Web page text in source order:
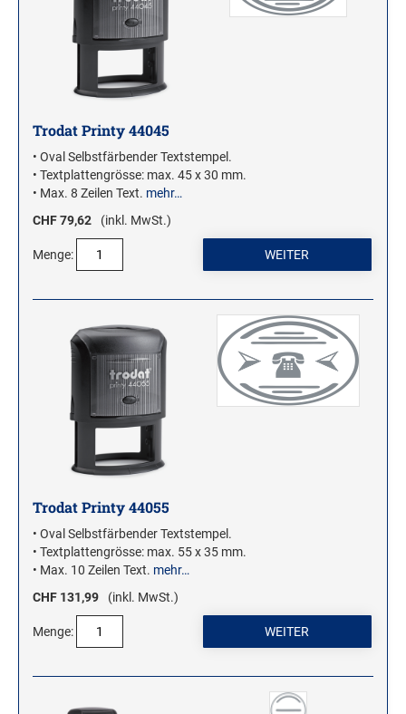
Trodat Printy 44045
• Oval Selbstfärbender Textstempel.
• Textplattengrösse: max. 45 x 30 mm.
• Max. 8 Zeilen Text. mehr…
CHF 79,62
(inkl. MwSt.)
Menge:
Trodat Printy 44055
• Oval Selbstfärbender Textstempel.
• Textplattengrösse: max. 55 x 35 mm.
• Max. 10 Zeilen Text. mehr…
CHF 131,99
(inkl. MwSt.)
Menge: